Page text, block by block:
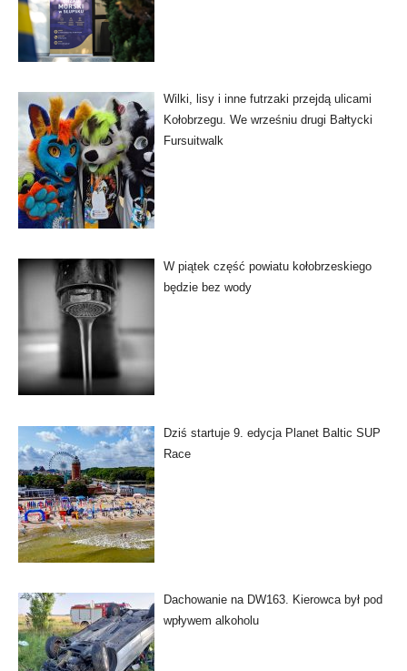
Wilki, lisy i inne futrzaki przejdą ulicami
Kołobrzegu. We wrześniu drugi Bałtycki
Fursuitwalk
W piątek część powiatu kołobrzeskiego
będzie bez wody
Dziś startuje 9. edycja Planet Baltic SUP
Race
Dachowanie na DW163. Kierowca był pod
wpływem alkoholu